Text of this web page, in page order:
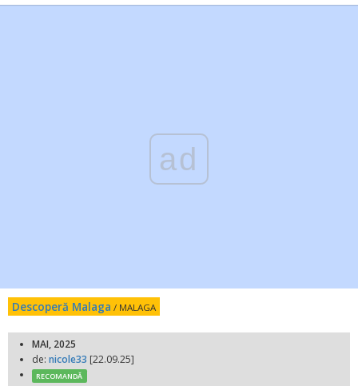
ad
Descoperă Malaga / MALAGA
MAI, 2025
de: nicole33 [22.09.25]
RECOMANDĂ